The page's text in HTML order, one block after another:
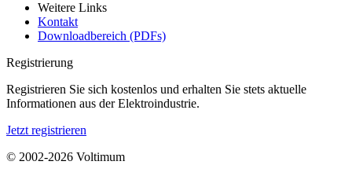
Weitere Links
Kontakt
Downloadbereich (PDFs)
Registrierung
Registrieren Sie sich kostenlos und erhalten Sie stets aktuelle
Informationen aus der Elektroindustrie.
Jetzt registrieren
© 2002-2026 Voltimum